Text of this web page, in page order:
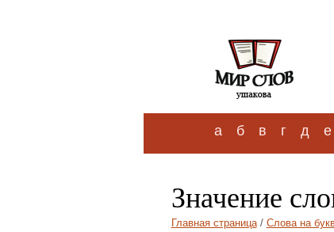
а б в г д е
Значение
Главная страница/ Слова на